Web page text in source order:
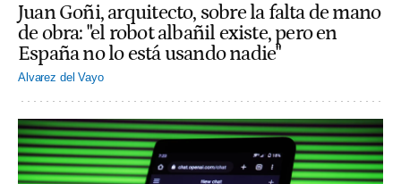
Juan Goñi, arquitecto, sobre la falta de mano
de obra: "el robot albañil existe, pero en
España no lo está usando nadie"
Alvarez del Vayo